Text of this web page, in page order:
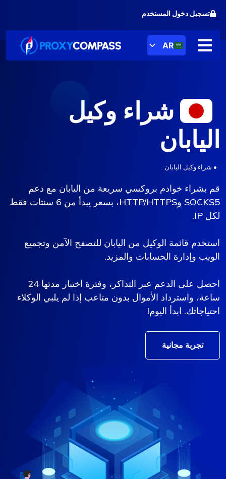
الى
المحتوى
تسجيل دخول المستخدم
AR
شراء وكيل
اليابان
• شراء وكيل اليابان
قم بشراء خوادم بروكسي سريعة من اليابان مع دعم
SOCKS5 وHTTP/HTTPS، بسعر يبدأ من 6 سنتات فقط
لكل IP.
استخدم قائمة الوكيل من اليابان للتصفح الآمن وتجميع
الويب وإدارة الحسابات والمزيد.
احصل على الدعم عبر التذاكر، وفترة اختبار مدتها 24
ساعة، واسترداد الأموال بدون متاعب إذا لم يلبي الوكلاء
احتياجاتك. ابدأ اليوم!
تجربة مجانية